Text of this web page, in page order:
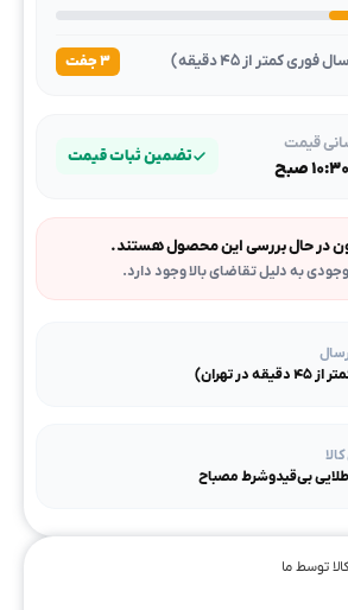
کمتر از ۴۵ دقیقه) ۳ جفت
قیمت
تضمین ثبات قیمت
در حال بررسی این محصول هستند.
به دلیل تقاضای بالا وجود دارد.
در تهران)
توسط ما